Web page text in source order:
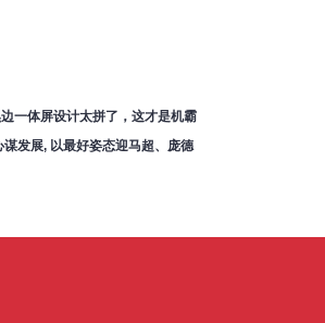
一体屏设计太拼了，这才是机霸
发展, 以最好姿态迎马超、庞德